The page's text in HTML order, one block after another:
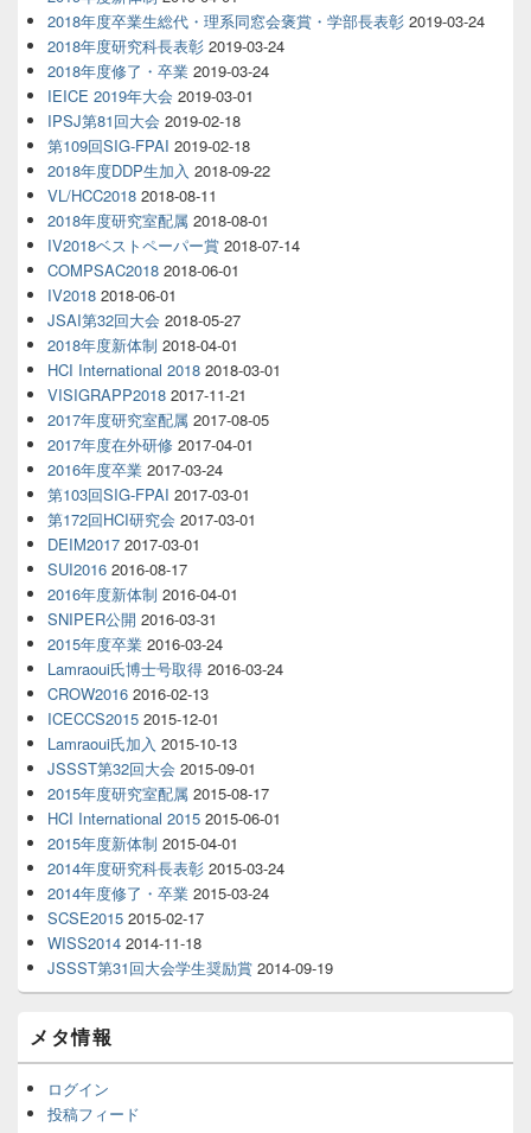
2018年度卒業生総代・理系同窓会褒賞・学部長表彰 2019-03-24
2018年度研究科長表彰 2019-03-24
2018年度修了・卒業 2019-03-24
IEICE 2019年大会 2019-03-01
IPSJ第81回大会 2019-02-18
第109回SIG-FPAI 2019-02-18
2018年度DDP生加入 2018-09-22
VL/HCC2018 2018-08-11
2018年度研究室配属 2018-08-01
IV2018ベストペーパー賞 2018-07-14
COMPSAC2018 2018-06-01
IV2018 2018-06-01
JSAI第32回大会 2018-05-27
2018年度新体制 2018-04-01
HCI International 2018 2018-03-01
VISIGRAPP2018 2017-11-21
2017年度研究室配属 2017-08-05
2017年度在外研修 2017-04-01
2016年度卒業 2017-03-24
第103回SIG-FPAI 2017-03-01
第172回HCI研究会 2017-03-01
DEIM2017 2017-03-01
SUI2016 2016-08-17
2016年度新体制 2016-04-01
SNIPER公開 2016-03-31
2015年度卒業 2016-03-24
Lamraoui氏博士号取得 2016-03-24
CROW2016 2016-02-13
ICECCS2015 2015-12-01
Lamraoui氏加入 2015-10-13
JSSST第32回大会 2015-09-01
2015年度研究室配属 2015-08-17
HCI International 2015 2015-06-01
2015年度新体制 2015-04-01
2014年度研究科長表彰 2015-03-24
2014年度修了・卒業 2015-03-24
SCSE2015 2015-02-17
WISS2014 2014-11-18
JSSST第31回大会学生奨励賞 2014-09-19
メタ情報
ログイン
投稿フィード